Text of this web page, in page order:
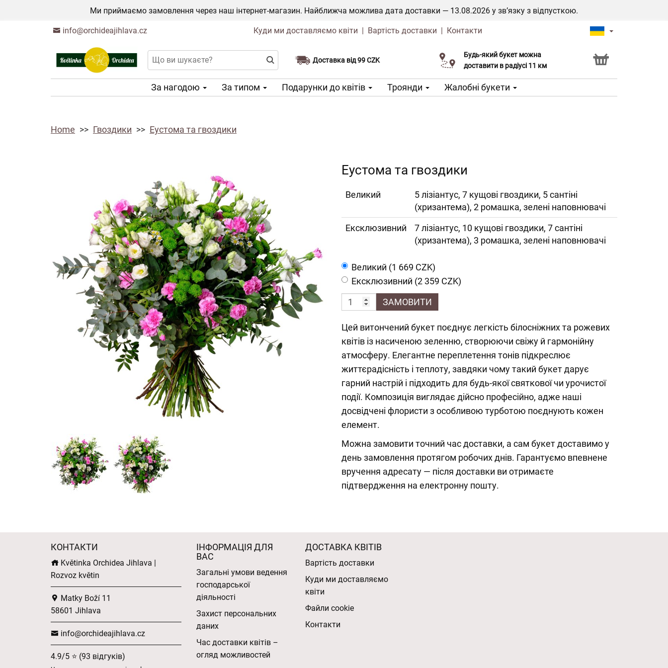
Ми приймаємо замовлення через наш інтернет-магазин. Найближча можлива дата доставки — 13.08.2026 у зв’язку з відпусткою.
info@orchideajihlava.cz Куди ми доставляємо квіти | Вартість доставки | Контакти
Доставка від 99 CZK
Виберіть дату доставки
Будь-який букет можна
доставити в радіусі 11 км
Послуга Click & Collect
За нагодою За типом Подарунки до квітів Троянди Жалобні букети
Home Гвоздики Еустома та гвоздики
Еустома та гвоздики
Великий
5 лізіантус, 7 кущові гвоздики, 5 сантіні
(хризантема), 2 ромашка, зелені наповнювачі
Ексклюзивний
7 лізіантус, 10 кущові гвоздики, 7 сантіні
(хризантема), 3 ромашка, зелені наповнювачі
Великий (1 669 CZK)
Ексклюзивний (2 359 CZK)
ЗАМОВИТИ
Цей витончений букет поєднує легкість білосніжних та рожевих
квітів із насиченою зеленню, створюючи свіжу й гармонійну
атмосферу. Елегантне переплетення тонів підкреслює
життєрадісність і теплоту, завдяки чому такий букет дарує
гарний настрій і підходить для будь-якої святкової чи урочистої
події. Композиція виглядає дійсно професійно, адже наші
досвідчені флористи з особливою турботою поєднують кожен
елемент.
Можна замовити точний час доставки, а сам букет доставимо у
день замовлення протягом робочих днів. Гарантуємо впевнене
вручення адресату — після доставки ви отримаєте
підтвердження на електронну пошту.
КОНТАКТИ
Květinka Orchidea Jihlava |
Rozvoz květin
Matky Boží 11
58601 Jihlava
info@orchideajihlava.cz
4.9/5 ⭐ (93 відгуків)
ІНФОРМАЦІЯ ДЛЯ
ВАС
Загальні умови ведення
господарської
діяльності
Захист персональних
даних
Час доставки квітів –
огляд можливостей
ДОСТАВКА КВІТІВ
Вартість доставки
Куди ми доставляємо
квіти
Файли cookie
Контакти